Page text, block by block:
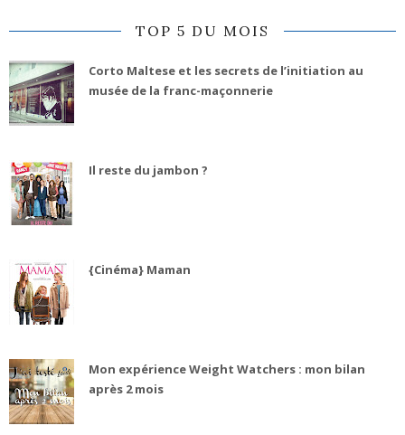
TOP 5 DU MOIS
Corto Maltese et les secrets de l’initiation au
musée de la franc-maçonnerie
Il reste du jambon ?
{Cinéma} Maman
Mon expérience Weight Watchers : mon bilan
après 2 mois